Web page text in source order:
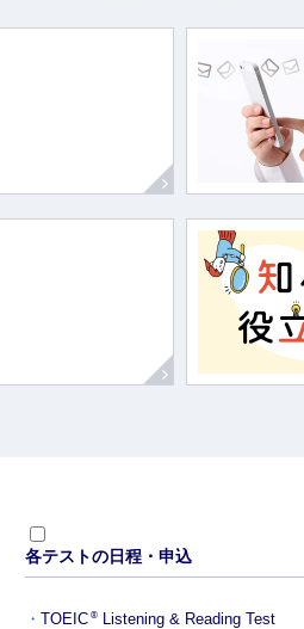
各テストの日程・申込
TOEIC ® Listening & Reading Test